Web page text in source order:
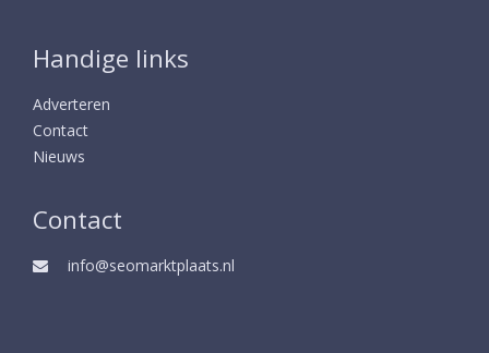
Handige links
Adverteren
Contact
Nieuws
Contact
info@seomarktplaats.nl